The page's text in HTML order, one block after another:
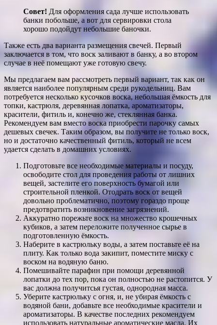
Совет! Для оформления сада лучше использовать
банки побольше, а вот для сервировки стола
хорошо подойдут небольшие баночки.
Также есть два варианта размещения свечей. Первый
заключается в том, что воск заливают в банку, а во втором
случае в неё помещают уже готовую свечу.
Мы предлагаем вам рассмотреть первый вариант, так как он
является наиболее популярным среди рукодельниц. Вам
потребуется несколько кусочков воска, небольшая ёмкость для
топки, кастрюля, деревянная лопатка, ароматизаторы,
красители, фитиль и, конечно же, стеклянная банка.
Рекомендуем вам вместо воска приобрести парочку самых
дешевых свечек. Таким образом, вы получите не только воск,
но и достаточно качественный фитиль, который не всем
удается сделать в домашних условиях.
Подготовьте все необходимые материалы и посуду,
освободите стол для проведения работы от лишних
вещей, застелите его поверхность бумагой или
строительной пленкой. Отодрать воск от вещей
довольно проблематично, поэтому гораздо проще
предотвратить возникновение загрязнений.
Аккуратно порежьте воск на множество крошечных
кубиков, а затем переложите полученное сырье в
подготовленную ёмкость.
Наберите в кастрюльку воды, а затем поставьте её на
плиту. Как только вода закипит, поместите миску с
воском на водяную баню.
Помешивайте парафин при помощи деревянной
лопатки до тех пор, пока он полностью не растопится. У
вас должна получитсья густая, однородная масса.
Уберите кастрюльку с огня, и, не убирая ёмкость с
водяной бани, добавьте все необходимые красители и
ароматизаторы. В качестве последних рекомендуем
использовать натуральные ароматические масла. Их